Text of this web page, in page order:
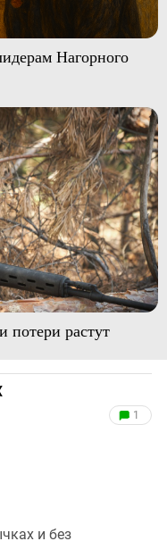
Нагорного
потери растут
1
и без